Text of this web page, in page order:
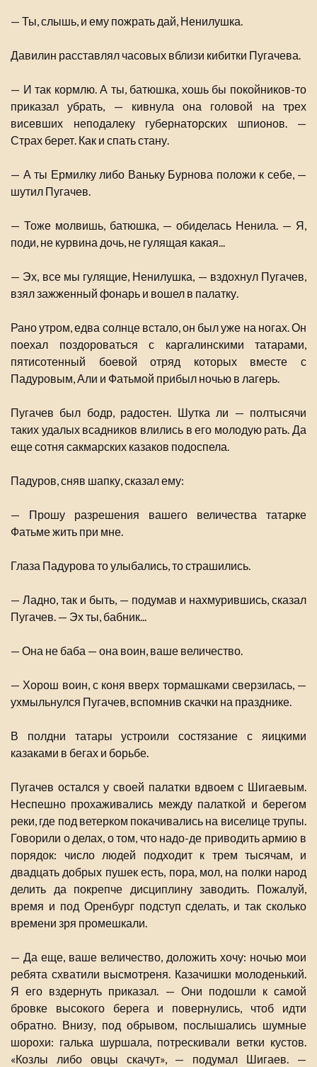
— Ты, слышь, и ему пожрать дай, Ненилушка.
Давилин расставлял часовых вблизи кибитки Пугачева.
— И так кормлю. А ты, батюшка, хошь бы покойников-то
приказал убрать, — кивнула она головой на трех
висевших неподалеку губернаторских шпионов. —
Страх берет. Как и спать стану.
— А ты Ермилку либо Ваньку Бурнова положи к себе, —
шутил Пугачев.
— Тоже молвишь, батюшка, — обиделась Ненила. — Я,
поди, не курвина дочь, не гулящая какая...
— Эх, все мы гулящие, Ненилушка, — вздохнул Пугачев,
взял зажженный фонарь и вошел в палатку.
Рано утром, едва солнце встало, он был уже на ногах. Он
поехал поздороваться с каргалинскими татарами,
пятисотенный боевой отряд которых вместе с
Падуровым, Али и Фатьмой прибыл ночью в лагерь.
Пугачев был бодр, радостен. Шутка ли — полтысячи
таких удалых всадников влились в его молодую рать. Да
еще сотня сакмарских казаков подоспела.
Падуров, сняв шапку, сказал ему:
— Прошу разрешения вашего величества татарке
Фатьме жить при мне.
Глаза Падурова то улыбались, то страшились.
— Ладно, так и быть, — подумав и нахмурившись, сказал
Пугачев. — Эх ты, бабник...
— Она не баба — она воин, ваше величество.
— Хорош воин, с коня вверх тормашками сверзилась, —
ухмыльнулся Пугачев, вспомнив скачки на празднике.
В полдни татары устроили состязание с яицкими
казаками в бегах и борьбе.
Пугачев остался у своей палатки вдвоем с Шигаевым.
Неспешно прохаживались между палаткой и берегом
реки, где под ветерком покачивались на виселице трупы.
Говорили о делах, о том, что надо-де приводить армию в
порядок: число людей подходит к трем тысячам, и
двадцать добрых пушек есть, пора, мол, на полки народ
делить да покрепче дисциплину заводить. Пожалуй,
время и под Оренбург подступ сделать, и так сколько
времени зря промешкали.
— Да еще, ваше величество, доложить хочу: ночью мои
ребята схватили высмотреня. Казачишки молоденький.
Я его вздернуть приказал. — Они подошли к самой
бровке высокого берега и повернулись, чтоб идти
обратно. Внизу, под обрывом, послышались шумные
шорохи: галька шуршала, потрескивали ветки кустов.
«Козлы либо овцы скачут», — подумал Шигаев. —